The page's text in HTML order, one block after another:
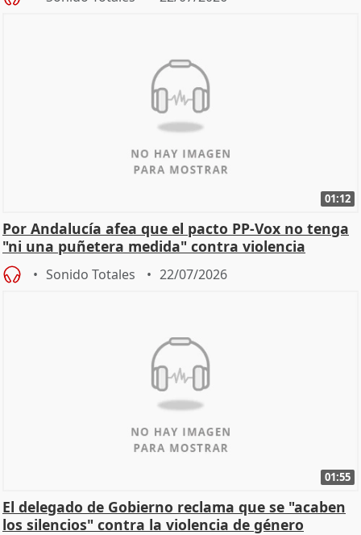
01:12
Por Andalucía afea que el pacto PP-Vox no tenga
"ni una puñetera medida" contra violencia
machista
Sonido Totales 22/07/2026
01:55
El delegado de Gobierno reclama que se "acaben
los silencios" contra la violencia de género